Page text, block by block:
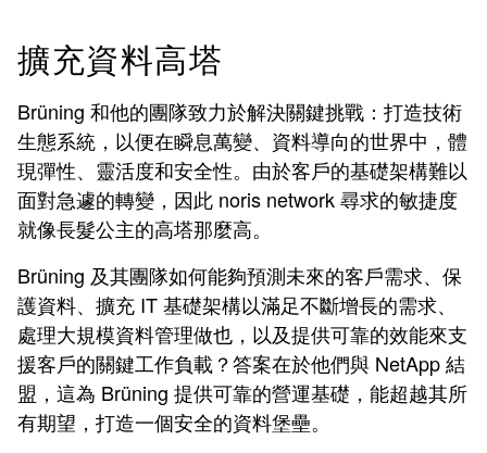
擴充資料高塔
Brüning 和他的團隊致力於解決關鍵挑戰：打造技術
生態系統，以便在瞬息萬變、資料導向的世界中，體
現彈性、靈活度和安全性。由於客戶的基礎架構難以
面對急遽的轉變，因此 noris network 尋求的敏捷度
就像長髮公主的高塔那麼高。
Brüning 及其團隊如何能夠預測未來的客戶需求、保
護資料、擴充 IT 基礎架構以滿足不斷增長的需求、
處理大規模資料管理做也，以及提供可靠的效能來支
援客戶的關鍵工作負載？答案在於他們與 NetApp 結
盟，這為 Brüning 提供可靠的營運基礎，能超越其所
有期望，打造一個安全的資料堡壘。